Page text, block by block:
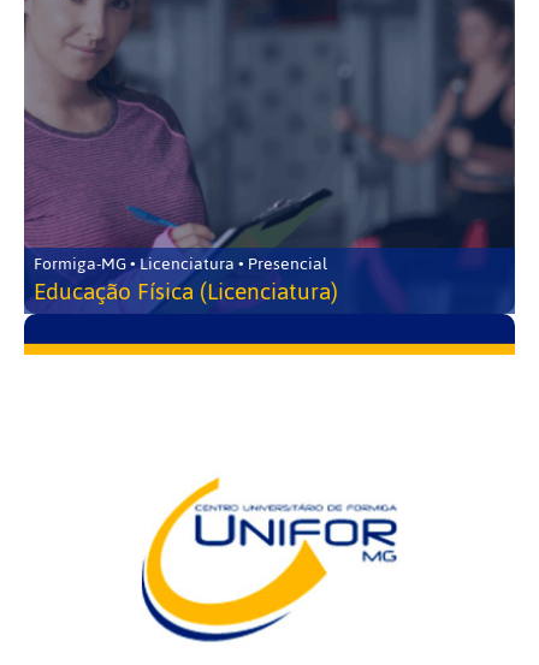
Formiga-MG • Licenciatura • Presencial
Educação Física (Licenciatura)